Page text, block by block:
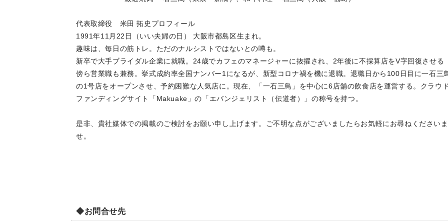
代表取締役 米田 拓史プロフィール
1991年11月22日（いい夫婦の日） 大阪市都島区生まれ。
趣味は、毎日の筋トレ。ただのナルシストではないとの噂も。
新卒で大手ブライダル企業に就職。24歳でカフェのマネージャーに抜擢され、2年後に不採算店をV字回復させる
傍ら営業職も兼務。挙式成約率全国ナンバー1になるが、新型コロナ禍を機に退職。退職日から100日目に一石三
の1号店をオープンさせ、予約困難な人気店に。現在、「一石三鳥」を中心に6店舗の飲食店を運営する。クラウド
ファンディングサイト「Makuake」の「エバンジェリスト（伝道者）」の称号を持つ。
是非、貴社媒体での掲載のご検討をお願い申し上げます。ご不明な点がございましたらお気軽にお尋ねくださいま
せ。
◆お問合せ先